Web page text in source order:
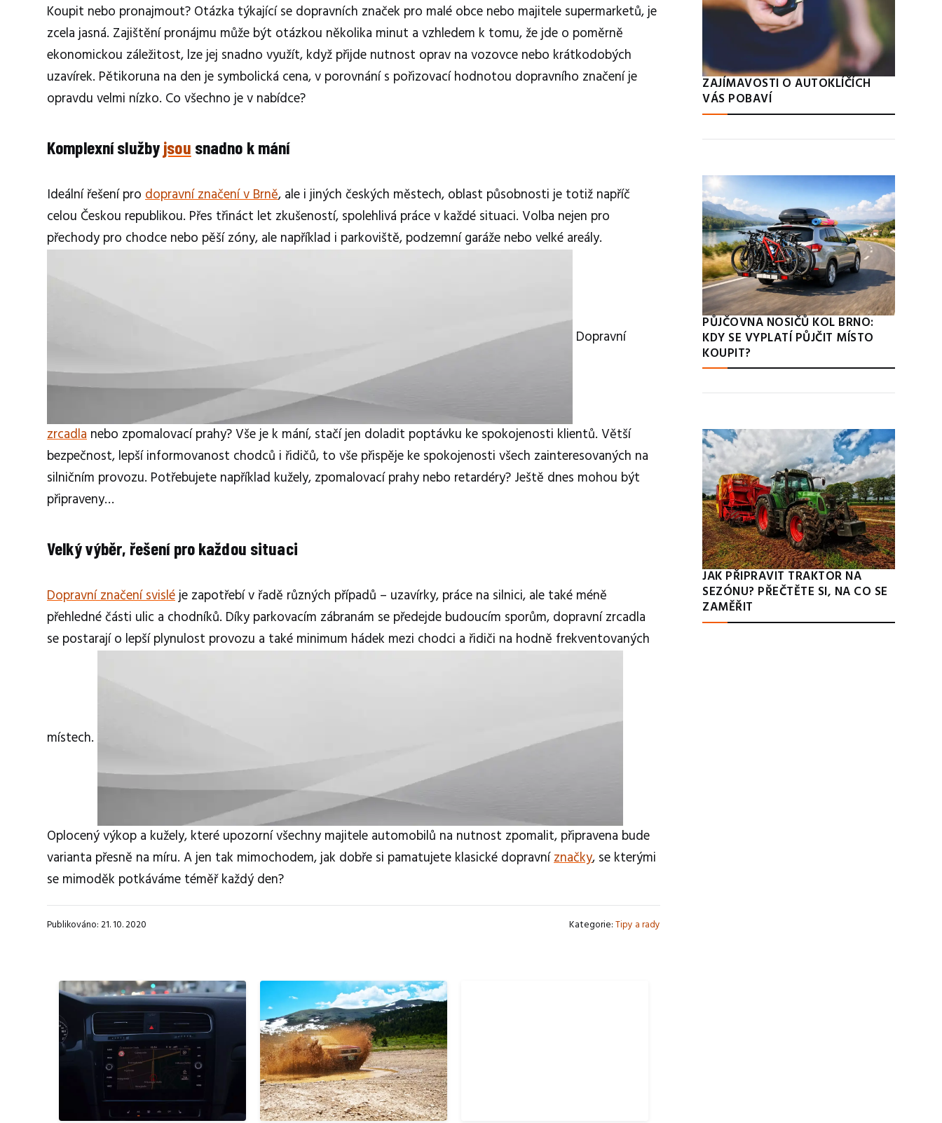
Koupit nebo pronajmout? Otázka týkající se dopravních značek pro malé obce nebo majitele supermarketů, je
zcela jasná. Zajištění pronájmu může být otázkou několika minut a vzhledem k tomu, že jde o poměrně
ekonomickou záležitost, lze jej snadno využít, když přijde nutnost oprav na vozovce nebo krátkodobých
uzavírek. Pětikoruna na den je symbolická cena, v porovnání s pořizovací hodnotou dopravního značení je
opravdu velmi nízko. Co všechno je v nabídce?
Komplexní službyjsou snadno k mání
Ideální řešení pro dopravní značení v Brně, ale i jiných českých městech, oblast působnosti je totiž napříč
celou Českou republikou. Přes třináct let zkušeností, spolehlivá práce v každé situaci. Volba nejen pro
přechody pro chodce nebo pěší zóny, ale například i parkoviště, podzemní garáže nebo velké areály.
Dopravní
zrcadla nebo zpomalovací prahy? Vše je k mání, stačí jen doladit poptávku ke spokojenosti klientů. Větší
bezpečnost, lepší informovanost chodců i řidičů, to vše přispěje ke spokojenosti všech zainteresovaných na
silničním provozu. Potřebujete například kužely, zpomalovací prahy nebo retardéry? Ještě dnes mohou být
připraveny…
Velký výběr, řešení pro každou situaci
Dopravní značení svisléje zapotřebí v řadě různých případů – uzavírky, práce na silnici, ale také méně
přehledné části ulic a chodníků. Díky parkovacím zábranám se předejde budoucím sporům, dopravní zrcadla
se postarají o lepší plynulost provozu a také minimum hádek mezi chodci a řidiči na hodně frekventovaných
místech.
Oplocený výkop a kužely, které upozorní všechny majitele automobilů na nutnost zpomalit, připravena bude
varianta přesně na míru. A jen tak mimochodem, jak dobře si pamatujete klasické dopravníznačky, se kterými
se mimoděk potkáváme téměř každý den?
Publikováno: 21. 10. 2020 Kategorie:Tipy a rady
ZAJÍMAVOSTI O AUTOKLÍČÍCH
VÁS POBAVÍ
PŮJČOVNA NOSIČŮ KOL BRNO:
KDY SE VYPLATÍ PŮJČIT MÍSTO
KOUPIT?
JAK PŘIPRAVIT TRAKTOR NA
SEZÓNU? PŘEČTĚTE SI, NA CO SE
ZAMĚŘIT